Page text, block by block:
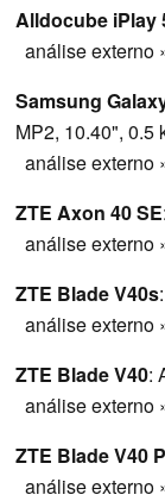
Alldocube iPlay
análise externo
Samsung
MP2, 10.40", 0.5
análise externo
ZTE Axon 40 SE
análise externo
ZTE Blade V40s
análise externo
ZTE Blade V40:
análise externo
ZTE Blade V40
análise externo